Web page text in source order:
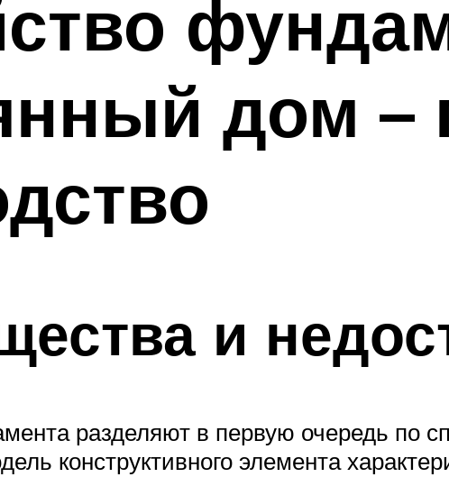
дом –
и
разделяют в первую очередь по
конструктивного элемента